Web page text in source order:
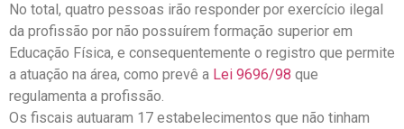
No total, quatro pessoas irão responder por exercício ilegal
da profissão por não possuírem formação superior em
Educação Física, e consequentemente o registro que permite
a atuação na área, como prevê a Lei 9696/98 que
regulamenta a profissão.
Os fiscais autuaram 17 estabelecimentos que não tinham